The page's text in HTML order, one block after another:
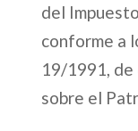
del
conforme a
19/1991, de
sobre el